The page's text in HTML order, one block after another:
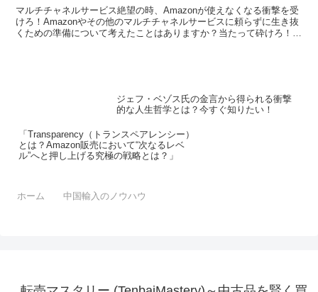
マルチチャネルサービス絶望の時、Amazonが使えなくなる衝撃を受
けろ！Amazonやその他のマルチチャネルサービスに頼らずに生き抜
くための準備について考えたことはありますか？当たって砕けろ！
ジェフ・ベゾス氏の金言から得られる衝撃
的な人生哲学とは？今すぐ知りたい！
「Transparency（トランスペアレンシー）
とは？Amazon販売において“次なるレベ
ル”へと押し上げる究極の戦略とは？」
ホーム 中国輸入のノウハウ